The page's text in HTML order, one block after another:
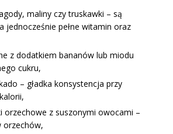
maliny czy truskawki – są
jednocześnie pełne witamin oraz
z dodatkiem bananów lub miodu
cukru,
– gładka konsystencja przy
orzechowe z suszonymi owocami –
orzechów,